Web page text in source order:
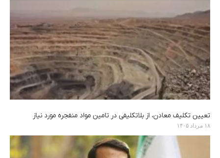
تعیین تکلیف معادن، از بلاتکلیفی در تامین مواد منفجره مورد نیاز
۱۸ مرداد ۱۴۰۵